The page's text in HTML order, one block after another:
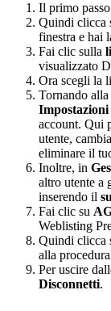
Il primo
Quindi clicca
finestra e hai
Fai clic sulla
visualizzato
Ora scegli la
Tornando
Impostazioni
account. Qui
utente,
eliminare il
Inoltre, in
altro utente a
inserendo il
Fai clic su
Weblisting
Quindi clicca
alla
Per uscire
Disconnetti.